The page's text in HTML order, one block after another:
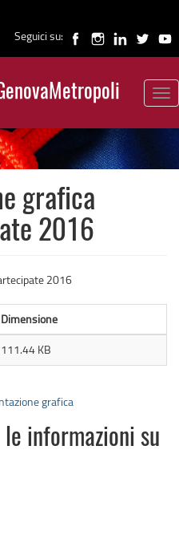
Seguici su:
grafica
2016
2016
Dimensione
111.44 KB
grafica
le informazioni su